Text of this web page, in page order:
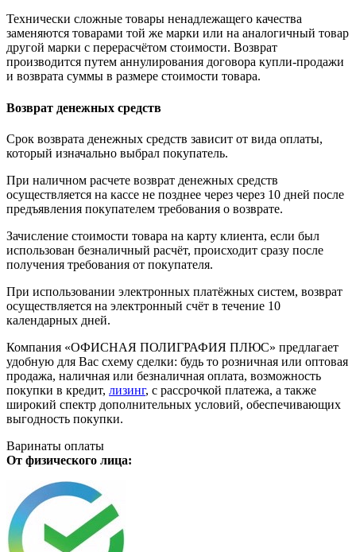
Технически сложные товары ненадлежащего качества
заменяются товарами той же марки или на аналогичный товар
другой марки с перерасчётом стоимости. Возврат
производится путем аннулирования договора купли-продажи
и возврата суммы в размере стоимости товара.
Возврат денежных средств
Срок возврата денежных средств зависит от вида оплаты,
который изначально выбрал покупатель.
При наличном расчете возврат денежных средств
осуществляется на кассе не позднее через через 10 дней после
предъявления покупателем требования о возврате.
Зачисление стоимости товара на карту клиента, если был
использован безналичный расчёт, происходит сразу после
получения требования от покупателя.
При использовании электронных платёжных систем, возврат
осуществляется на электронный счёт в течение 10
календарных дней.
Компания «ОФИСНАЯ ПОЛИГРАФИЯ ПЛЮС» предлагает
удобную для Вас схему сделки: будь то розничная или оптовая
продажа, наличная или безналичная оплата, возможность
покупки в кредит, лизинг, с рассрочкой платежа, а также
широкий спектр дополнительных условий, обеспечивающих
выгодность покупки.
Варинаты оплаты
От физического лица: